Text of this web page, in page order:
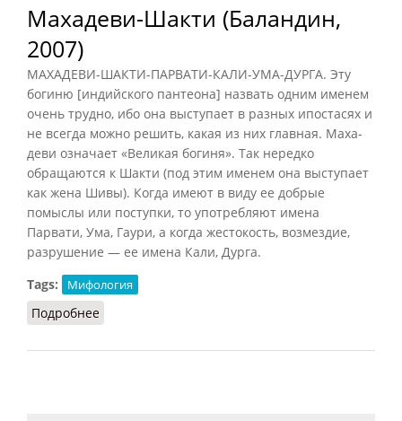
Махадеви-Шакти (Баландин,
2007)
МАХАДЕВИ-ШАКТИ-ПАРВАТИ-КАЛИ-УМА-ДУРГА. Эту
богиню [индийского пантеона] назвать одним именем
очень трудно, ибо она выступает в разных ипостасях и
не всегда можно решить, какая из них главная. Маха-
деви означает «Великая богиня». Так нередко
обращаются к Шакти (под этим именем она выступает
как жена Шивы). Когда имеют в виду ее добрые
помыслы или поступки, то употребляют имена
Парвати, Ума, Гаури, а когда жестокость, возмездие,
разрушение — ее имена Кали, Дурга.
Tags:
Мифология
Подробнее